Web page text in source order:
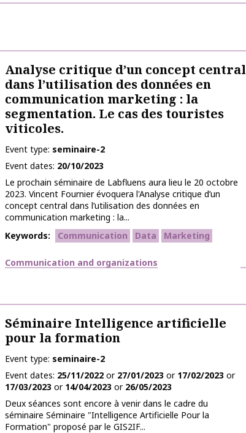
Analyse critique d’un concept central
dans l’utilisation des données en
communication marketing : la
segmentation. Le cas des touristes
viticoles.
Event type seminaire-2
Event dates 20/10/2023
Le prochain séminaire de Labfluens aura lieu le 20 octobre
2023. Vincent Fournier évoquera l'Analyse critique d’un
concept central dans l’utilisation des données en
communication marketing : la...
Keywords
Communication Data Marketing
Themes
Communication and organizations
Séminaire Intelligence artificielle
pour la formation
Event type seminaire-2
Event dates 25/11/2022 or 27/01/2023 or 17/02/2023 or
17/03/2023 or 14/04/2023 or 26/05/2023
Deux séances sont encore à venir dans le cadre du
séminaire Séminaire "Intelligence Artificielle Pour la
Formation" proposé par le GIS2IF...